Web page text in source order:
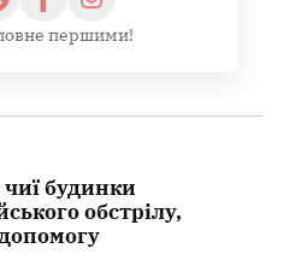
першими!
будинки
обстрілу,